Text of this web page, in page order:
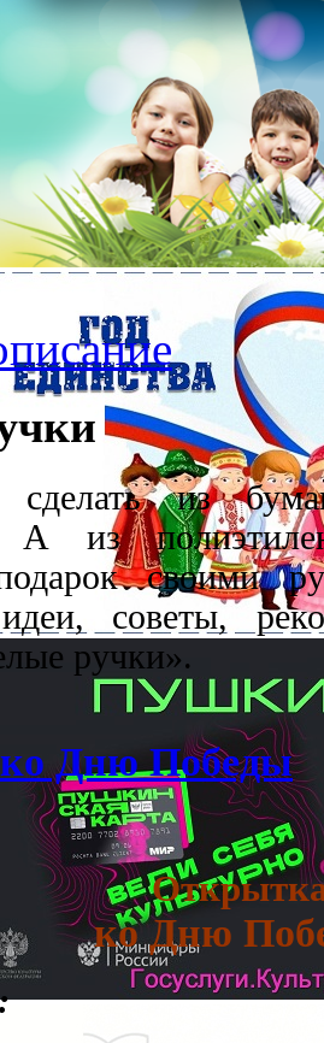
из
А из
подарок своими
идеи, советы,
ручки».
Дню Победы
ко Дню